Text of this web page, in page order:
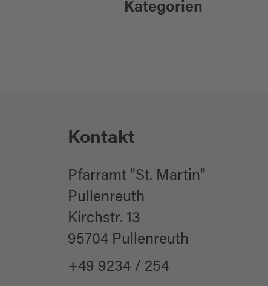
Kategorien
Kontakt
Pfarramt "St. Martin"
Pullenreuth
Kirchstr. 13
95704 Pullenreuth
+49 9234 / 254